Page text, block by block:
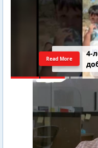
4-
Read More